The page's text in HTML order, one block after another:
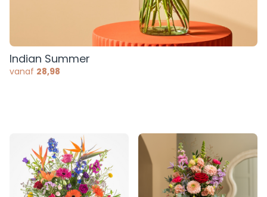
Indian Summer
vanaf 28,98